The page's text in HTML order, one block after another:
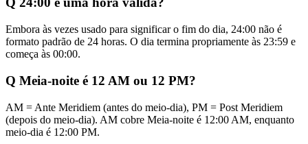
Embora às vezes usado para significar o fim do dia, 24:00 não é
formato padrão de 24 horas. O dia termina propriamente às 23:59 e
começa às 00:00.
Q Meia-noite é 12 AM ou 12 PM?
AM = Ante Meridiem (antes do meio-dia), PM = Post Meridiem
(depois do meio-dia). AM cobre Meia-noite é 12:00 AM, enquanto
meio-dia é 12:00 PM.